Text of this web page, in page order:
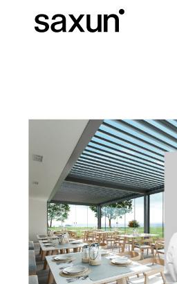
Cassonetti e Tapparelle Avvolgibili
Alberghi, ristoranti e caffè
Download
Chi siamo